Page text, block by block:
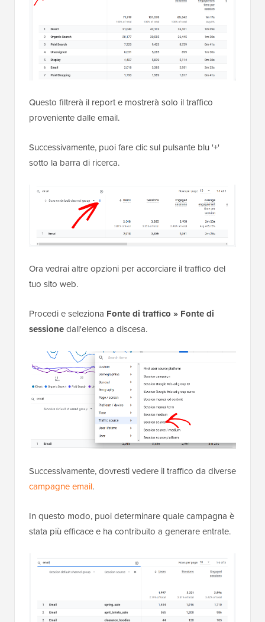
Questo filtrerà il report e mostrerà solo il traffico
proveniente dalle email.
Successivamente, puoi fare clic sul pulsante blu '+'
sotto la barra di ricerca.
Ora vedrai altre opzioni per accorciare il traffico del
tuo sito web.
Procedi e seleziona Fonte di traffico » Fonte di
sessionedall'elenco a discesa.
Successivamente, dovresti vedere il traffico da diverse
campagne email.
In questo modo, puoi determinare quale campagna è
stata più efficace e ha contribuito a generare entrate.